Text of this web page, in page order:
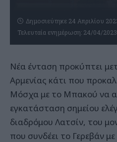
Τελευταία ενημέρωση: 24/04/
Δημοσιεύτηκε 24 Απριλίου
Νέα ένταση προκύπτει
Αρμενίας κάτι που
Μόσχα με το Μπακού να
εγκατάσταση σημείου
διαδρόμου Λατσίν, του
που συνδέει το Γερεβάν